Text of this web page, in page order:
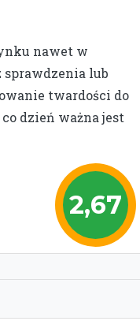
nawet w
sprawdzenia lub
twardości do
dzień ważna jest
2,67